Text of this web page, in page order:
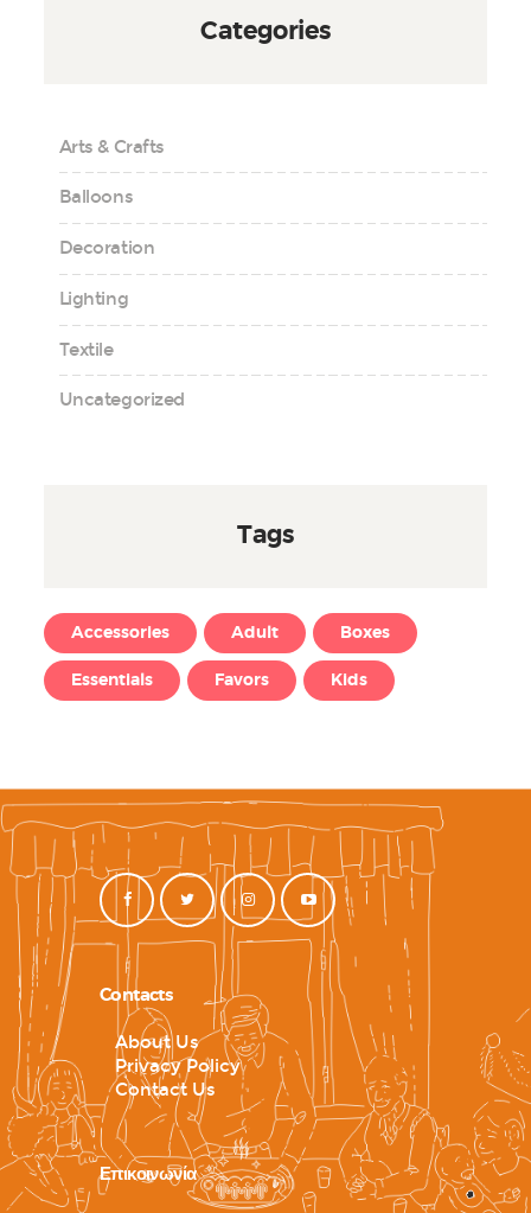
Categories
Arts & Crafts
Balloons
Decoration
Lighting
Textile
Uncategorized
Tags
Accessories Adult Boxes
Essentials Favors Kids
Contacts
About Us
Privacy Policy
Contact Us
Επικοινωνία